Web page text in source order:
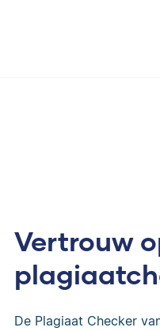
Vertrouw
De Plagiaat Checker